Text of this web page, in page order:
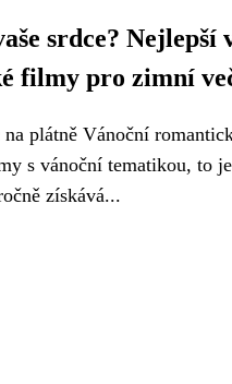
srdce? Nejlepší
filmy pro zimní
plátně Vánoční
s vánoční tematikou, to
získává...